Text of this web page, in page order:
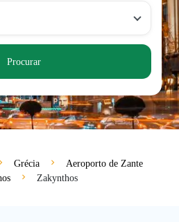
Procurar
Grécia
Aeroporto de Zante
Zakynthos